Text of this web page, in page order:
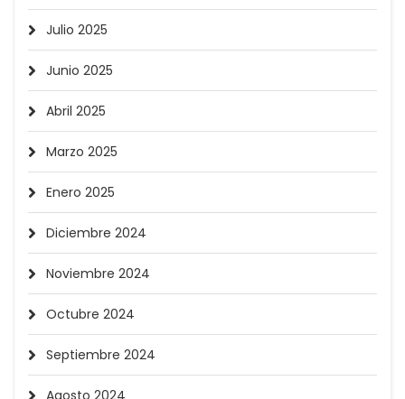
Julio 2025
Junio 2025
Abril 2025
Marzo 2025
Enero 2025
Diciembre 2024
Noviembre 2024
Octubre 2024
Septiembre 2024